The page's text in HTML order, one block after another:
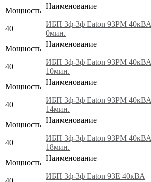
Мощность
40
Наименование
ИБП 3ф-3ф Eaton 93PM 40кВА
0мин.
Мощность
40
Наименование
ИБП 3ф-3ф Eaton 93PM 40кВА
10мин.
Мощность
40
Наименование
ИБП 3ф-3ф Eaton 93PM 40кВА
14мин.
Мощность
40
Наименование
ИБП 3ф-3ф Eaton 93PM 40кВА
18мин.
Мощность
40
Наименование
ИБП 3ф-3ф Eaton 93E 40кВА